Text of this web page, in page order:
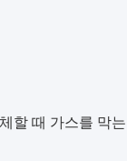
할 때 가스를 막